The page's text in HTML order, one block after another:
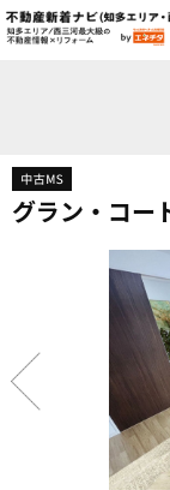
グラン・コー